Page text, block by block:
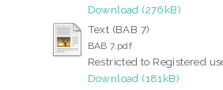
Download (276kB)
Text (BAB 7)
BAB 7.pdf
Restricted to Registered
Download (181kB)